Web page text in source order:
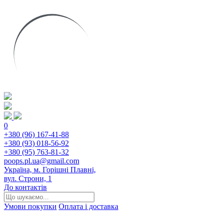
0
+380 (96) 167-41-88
+380 (93) 018-56-92
+380 (95) 763-81-32
poops.pl.ua@gmail.com
Україна, м. Горішні Плавні,
вул. Строни, 1
До контактів
Умови покупки Оплата і доставка